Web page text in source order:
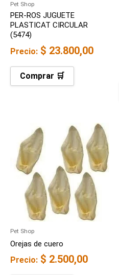
Pet Shop
PER-ROS JUGUETE
PLASTICAT CIRCULAR
(5474)
Precio: $ 23.800,00
Comprar 🛒
Pet Shop
Orejas de cuero
Precio: $ 2.500,00